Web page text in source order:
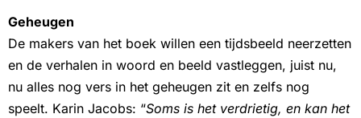
Geheugen
De makers van het boek willen een tijdsbeeld neerzetten
en de verhalen in woord en beeld vastleggen, juist nu,
nu alles nog vers in het geheugen zit en zelfs nog
speelt. Karin Jacobs: “Soms is het verdrietig, en kan het